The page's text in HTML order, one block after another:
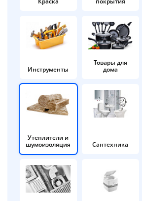
Инструменты
Товары для
дома
Утеплители и
шумоизоляция
Сантехника
в корзину
Оплачивайте сегодня только
25% картой любого банка
Получайте товар
выбранный способом
Оставшиеся
% будут
по25%каждые 2 недели